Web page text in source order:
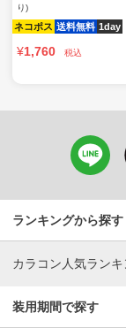
り)
ネコポス 送料無料 1day
¥1,760 税込
ランキングから探す
カラコン人気ラン
装用期間で探す